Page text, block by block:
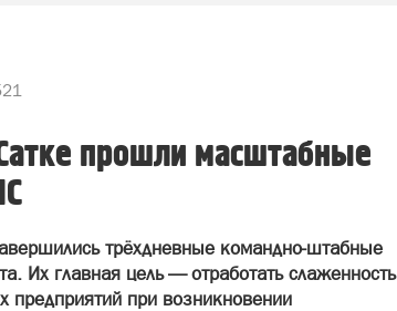
прошли масштабные
трёхдневные командно‑штабные
Их главная цель — отработать слаженность
предприятий при возникновении